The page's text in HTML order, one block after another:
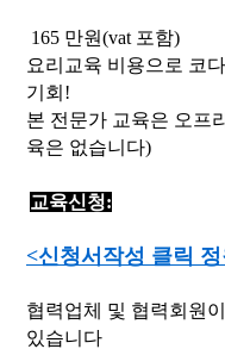
165 만원(vat 포함)
요리교육 비용으로 코
기회!
본 전문가 교육은 오프
육은 없습니다)
교육신청:
<신청서작성 클릭
협력업체 및 협력회원
있습니다